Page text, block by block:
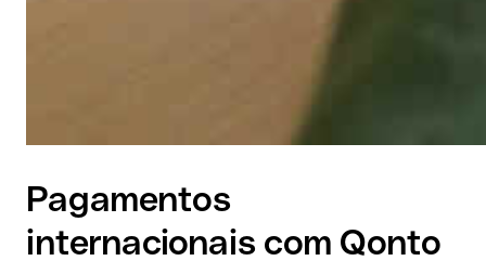
Pagamentos
internacionais com Qonto